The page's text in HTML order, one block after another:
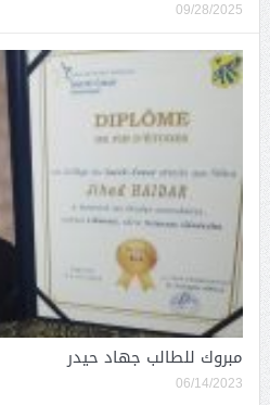
09/28/2025
مبروك للطالب جهاد حيدر
06/14/2023